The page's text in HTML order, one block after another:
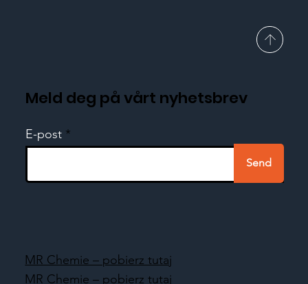
Meld deg på vårt nyhetsbrev
E-post
Send
MR Chemie – pobierz tutaj
MR Chemie – pobierz tutaj